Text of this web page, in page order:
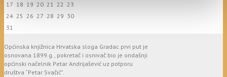
17 18 19 20 21 22 23
24 25 26 27 28 29 30
31
Općinska knjižnica Hrvatska sloga Gradac prvi put je
osnovana 1899.g., pokretač i osnivač bio je ondašnji
općinski načelnik Petar Andrijašević uz potporu
društva “Petar Svačić”.